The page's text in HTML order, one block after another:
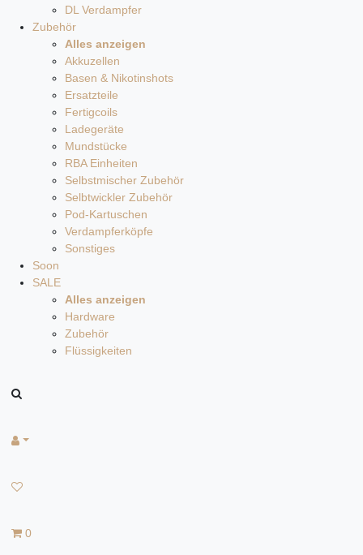
DL Verdampfer
Zubehör
Alles anzeigen
Akkuzellen
Basen & Nikotinshots
Ersatzteile
Fertigcoils
Ladegeräte
Mundstücke
RBA Einheiten
Selbstmischer Zubehör
Selbtwickler Zubehör
Pod-Kartuschen
Verdampferköpfe
Sonstiges
Soon
SALE
Alles anzeigen
Hardware
Zubehör
Flüssigkeiten
0